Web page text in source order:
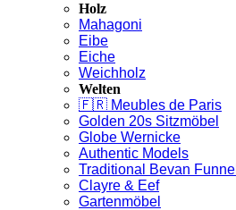
Holz
Mahagoni
Eibe
Eiche
Weichholz
Welten
🇫🇷 Meubles de Paris
Golden 20s Sitzmöbel
Globe Wernicke
Authentic Models
Traditional Bevan Funnell
Clayre & Eef
Gartenmöbel